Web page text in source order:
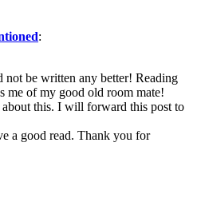
:
not be written any better! Reading
me of my good old room mate!
this. I will forward this post to
a good read. Thank you for